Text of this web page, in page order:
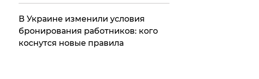
В Украине изменили условия
бронирования работников: кого
коснутся новые правила